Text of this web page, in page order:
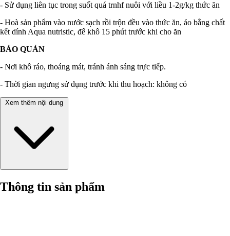
- Sử dụng liên tục trong suốt quá trnhf nuôi với liều 1-2g/kg thức ăn
- Hoà sản phẩm vào nước sạch rồi trộn đều vào thức ăn, áo bằng chất
kết dính Aqua nutristic, để khô 15 phút trước khi cho ăn
BẢO QUẢN
- Nơi khô ráo, thoáng mát, tránh ánh sáng trực tiếp.
- Thời gian ngưng sử dụng trước khi thu hoạch: không có
Xem thêm nội dung
Thông tin sản phẩm